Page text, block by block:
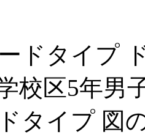
ドタイプ
校区5年男
タイプ 図